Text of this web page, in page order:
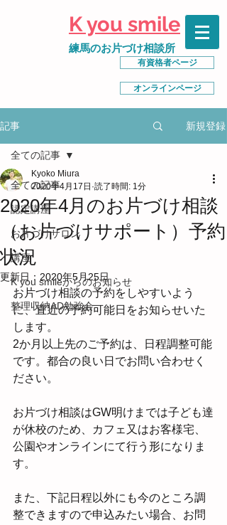
K you smile
練馬のお片づけ相談所
有資格者ページ
オンラインページ
記事 新規登録
全ての記事
認定講座
お片づけサロン
講座
K you smileからのお知らせ
整理収納AD勉強会
全ての記事
2020年4月のお片づけ相談
（お片づけサポート）予約
状況
Kyoko Miura
2020年4月17日 読了時間: 1分
更新日： 2020年5月25日
お片づけ相談の予約をしやすいよう
に、直近の予約可能日をお知らせいた
します。
2か月以上先のご予約は、日程調整可能
です。都合の良い日でお問い合わせく
ださい。
お片づけ相談はGW明けまでは子ども達
が休校のため、カフェ又はお客様宅、
公園やオンラインにて行う形になりま
す。
また、下記日程以外にも今のところ調
整できますので申込みたい場合、お問